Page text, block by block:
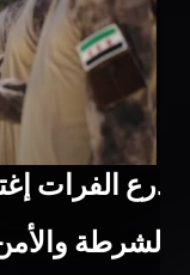
درع الفرات
الشرطة